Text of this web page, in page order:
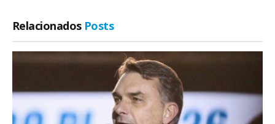
Relacionados Posts